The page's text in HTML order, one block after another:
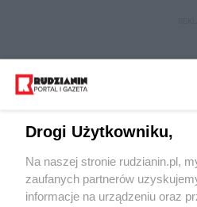
Wydawca mediów lokalnych
Drogi Użytkowniku,
Na naszej stronie rudzianin.pl,
zaufanych partnerów
informacje na urządzeniu oraz